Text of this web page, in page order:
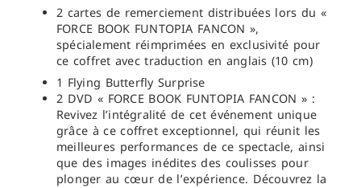
2 cartes de remerciement distribuées lors du «
FORCE BOOK FUNTOPIA FANCON »,
spécialement réimprimées en exclusivité pour
ce coffret avec traduction en anglais (10 cm)
1 Flying Butterfly Surprise
2 DVD « FORCE BOOK FUNTOPIA FANCON » :
Revivez l’intégralité de cet événement unique
grâce à ce coffret exceptionnel, qui réunit les
meilleures performances de ce spectacle, ainsi
que des images inédites des coulisses pour
plonger au cœur de l’expérience. Découvrez la